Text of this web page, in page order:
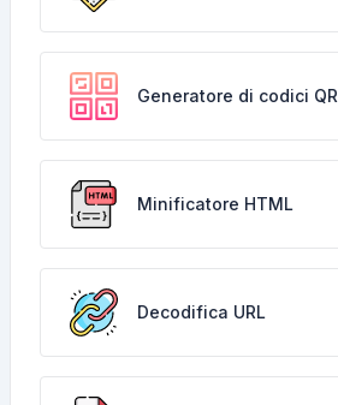
Generatore di codici QR
Minificatore HTML
Decodifica URL